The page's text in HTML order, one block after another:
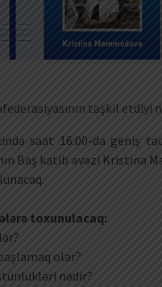
təşkil
saat 16:00-da geniş
Baş katib əvəzi Kristina
toxunulacaq:
olar?
nədir?